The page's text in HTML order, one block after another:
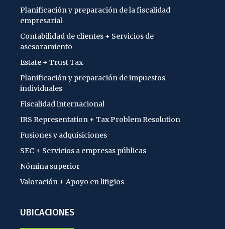
Planificación y preparación de la fiscalidad
empresarial
Contabilidad de clientes + Servicios de
asesoramiento
Estate + Trust Tax
Planificación y preparación de impuestos
individuales
Fiscalidad internacional
IRS Representation + Tax Problem Resolution
Fusiones y adquisiciones
SEC + Servicios a empresas públicas
Nómina superior
Valoración + Apoyo en litigios
UBICACIONES